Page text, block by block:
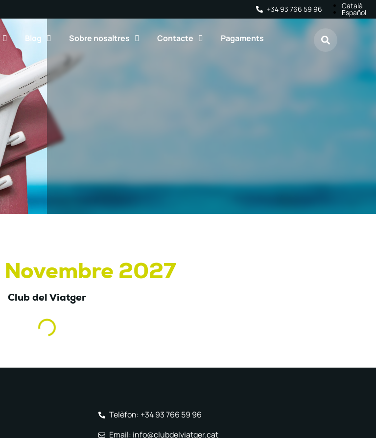
+34 93 766 59 96 Català
Español
Blog Sobre nosaltres Contacte Pagaments
Novembre 2027
Club del Viatger
Telèfon: +34 93 766 59 96
Email: info@clubdelviatger.cat